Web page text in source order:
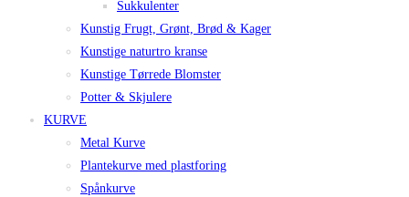
Sukkulenter
Kunstig Frugt, Grønt, Brød & Kager
Kunstige naturtro kranse
Kunstige Tørrede Blomster
Potter & Skjulere
KURVE
Metal Kurve
Plantekurve med plastforing
Spånkurve